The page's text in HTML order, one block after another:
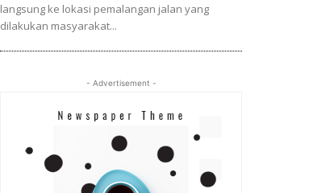
langsung ke lokasi pemalangan jalan yang
dilakukan masyarakat...
- Advertisement -